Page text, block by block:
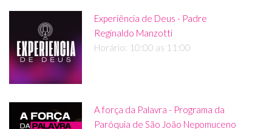
Experiência de Deus - Padre
Reginaldo Manzotti
Horário: 10:00 as 11:00
A força da Palavra - Programa da
Paróquia de São João Nepomuceno